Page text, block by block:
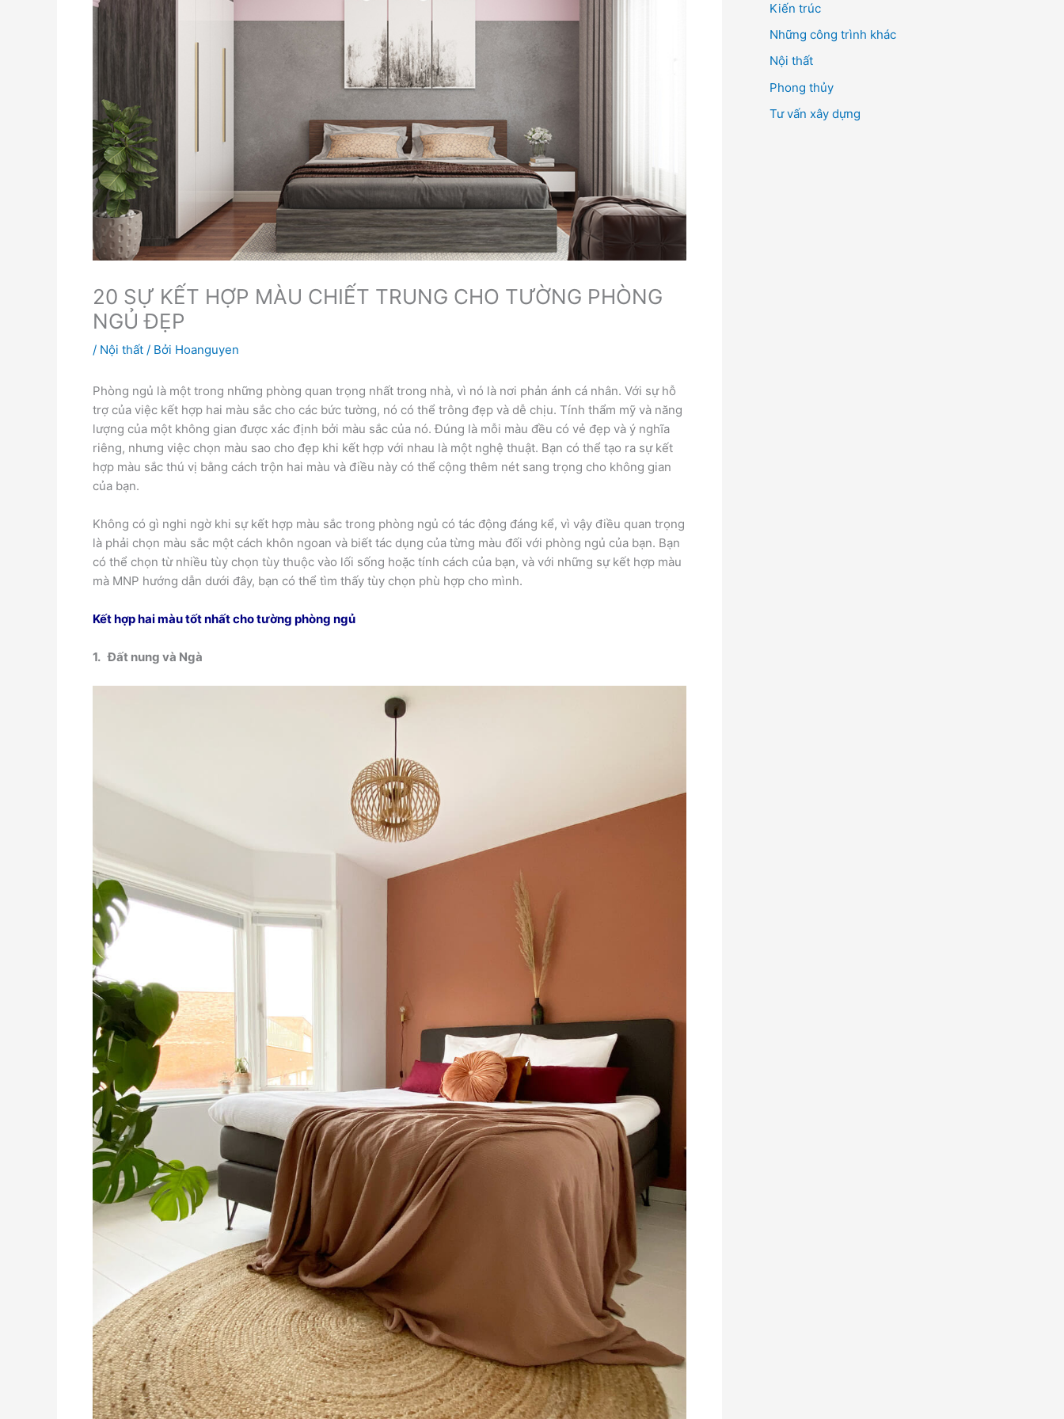
20 SỰ KẾT HỢP MÀU CHIẾT TRUNG CHO TƯỜNG PHÒNG
NGỦ ĐẸP
/ Nội thất / Bởi Hoanguyen
Phòng ngủ là một trong những phòng quan trọng nhất trong nhà, vì nó là nơi phản ánh cá nhân. Với sự hỗ
trợ của việc kết hợp hai màu sắc cho các bức tường, nó có thể trông đẹp và dễ chịu. Tính thẩm mỹ và năng
lượng của một không gian được xác định bởi màu sắc của nó. Đúng là mỗi màu đều có vẻ đẹp và ý nghĩa
riêng, nhưng việc chọn màu sao cho đẹp khi kết hợp với nhau là một nghệ thuật. Bạn có thể tạo ra sự kết
hợp màu sắc thú vị bằng cách trộn hai màu và điều này có thể cộng thêm nét sang trọng cho không gian
của bạn.
Không có gì nghi ngờ khi sự kết hợp màu sắc trong phòng ngủ có tác động đáng kể, vì vậy điều quan trọng
là phải chọn màu sắc một cách khôn ngoan và biết tác dụng của từng màu đối với phòng ngủ của bạn. Bạn
có thể chọn từ nhiều tùy chọn tùy thuộc vào lối sống hoặc tính cách của bạn, và với những sự kết hợp màu
mà MNP hướng dẫn dưới đây, bạn có thể tìm thấy tùy chọn phù hợp cho mình.
Kết hợp hai màu tốt nhất cho tường phòng ngủ
1.Đất nung và Ngà
ế
m
:
Kiến trúc
Những công trình khác
Nội thất
Phong thủy
Tư vấn xây dựng